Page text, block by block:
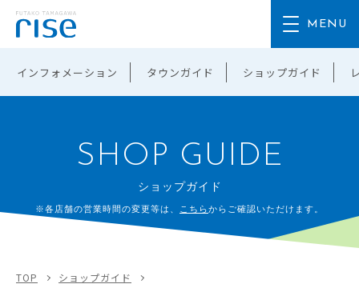
インフォメーション タウンガイド ショップガイド
SHOP GUIDE
ショップガイド
※各店舗の営業時間の変更等は、 こちらからご確認いただけます。
TOP
ショップガイド